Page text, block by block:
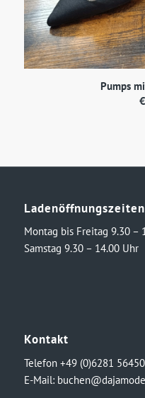
Pumps
€
Ladenöffnungszeiten
Montag bis Freitag 9.30 –
Samstag 9.30 – 14.00 Uhr
Kontakt
Telefon +49 (0)6281
E-Mail: